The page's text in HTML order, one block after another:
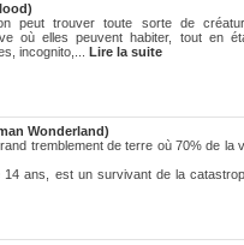
peut trouver toute sorte de
où elles peuvent habiter, tout en
incognito,... Lire la suite
Wonderland)
tremblement de terre où 70% de la
14 ans, est un survivant de la